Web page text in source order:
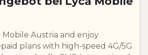
Mobile Austria and enjoy
plans with high-speed 4G/5G